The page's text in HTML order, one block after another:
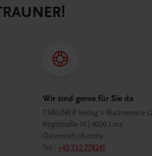
Wir sind gerne für Sie da
TRAUNER Verlag + Buchservice
Köglstraße 14 | 4020 Linz
Österreich/Austria
Tel.:+43 732 778241